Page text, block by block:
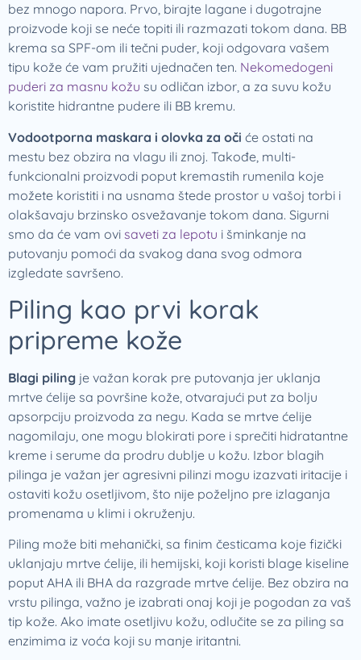
bez mnogo napora. Prvo, birajte lagane i dugotrajne
proizvode koji se neće topiti ili razmazati tokom dana. BB
krema sa SPF-om ili tečni puder, koji odgovara vašem
tipu kože će vam pružiti ujednačen ten. Nekomedogeni
puderi za masnu kožu su odličan izbor, a za suvu kožu
koristite hidrantne pudere ili BB kremu.
Vodootporna maskara i olovka za oči će ostati na
mestu bez obzira na vlagu ili znoj. Takođe, multi-
funkcionalni proizvodi poput kremastih rumenila koje
možete koristiti i na usnama štede prostor u vašoj torbi i
olakšavaju brzinsko osvežavanje tokom dana. Sigurni
smo da će vam ovi saveti za lepotu i šminkanje na
putovanju pomoći da svakog dana svog odmora
izgledate savršeno.
Piling kao prvi korak
pripreme kože
Blagi piling je važan korak pre putovanja jer uklanja
mrtve ćelije sa površine kože, otvarajući put za bolju
apsorpciju proizvoda za negu. Kada se mrtve ćelije
nagomilaju, one mogu blokirati pore i sprečiti hidratantne
kreme i serume da prodru dublje u kožu. Izbor blagih
pilinga je važan jer agresivni pilinzi mogu izazvati iritacije i
ostaviti kožu osetljivom, što nije poželjno pre izlaganja
promenama u klimi i okruženju.
Piling može biti mehanički, sa finim česticama koje fizički
uklanjaju mrtve ćelije, ili hemijski, koji koristi blage kiseline
poput AHA ili BHA da razgrade mrtve ćelije. Bez obzira na
vrstu pilinga, važno je izabrati onaj koji je pogodan za vaš
tip kože. Ako imate osetljivu kožu, odlučite se za piling sa
enzimima iz voća koji su manje iritantni.